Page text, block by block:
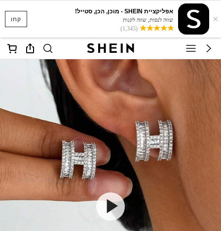
קחו ×
אפליקציית SHEIN - מוכן, הכן, סטייל!
שווה לנסות, שווה לקנות
(1,345)